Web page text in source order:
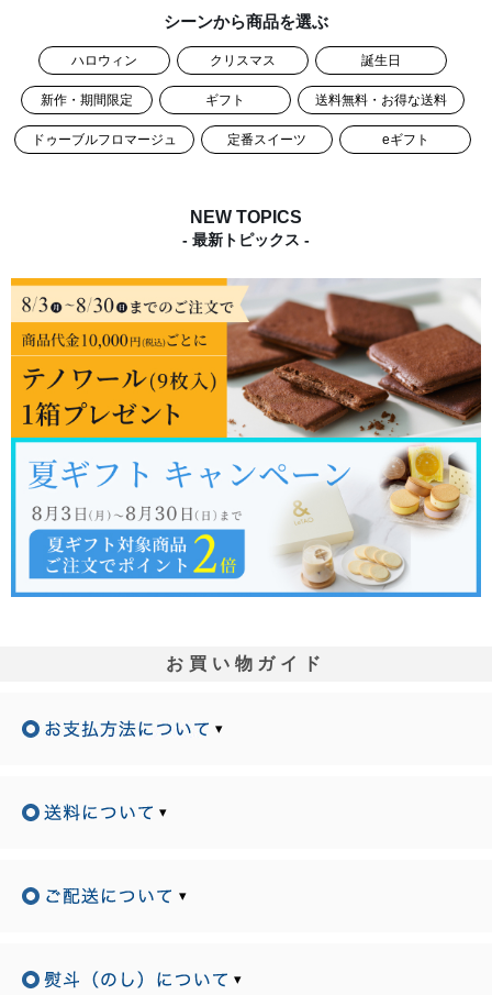
シーンから商品を選ぶ
ハロウィン クリスマス 誕生日
新作・期間限定 ギフト 送料無料・お得な送料
ドゥーブルフロマージュ 定番スイーツ eギフト
NEW TOPICS
- 最新トピックス -
お買い物ガイド
▾
▾
▾
▾